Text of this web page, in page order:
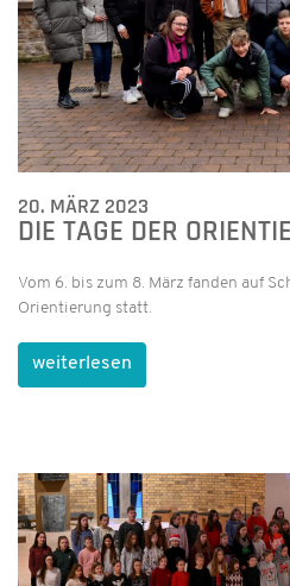
20. MÄRZ 2023
DIE TAGE DER
Vom 6. bis zum 8. März fanden auf
Orientierung statt.
weiterlesen